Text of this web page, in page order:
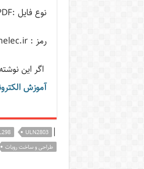
نوع فایل :PDF
رمز : melec.ir
اگر این
آموزش
|
ULN2803
طراحی و ساخت روبات